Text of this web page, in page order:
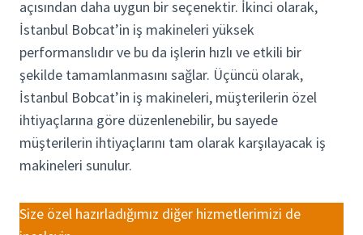
açısından daha uygun bir seçenektir. İkinci olarak,
İstanbul Bobcat’in iş makineleri yüksek
performanslıdır ve bu da işlerin hızlı ve etkili bir
şekilde tamamlanmasını sağlar. Üçüncü olarak,
İstanbul Bobcat’in iş makineleri, müşterilerin özel
ihtiyaçlarına göre düzenlenebilir, bu sayede
müşterilerin ihtiyaçlarını tam olarak karşılayacak iş
makineleri sunulur.
Size özel hazırladığımız diğer hizmetlerimizi de